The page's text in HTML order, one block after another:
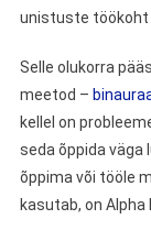
unistuste töökoht
Selle olukorra
meetod –
kellel on
seda õppida väga
õppima või tööle
kasutab, on Alpha